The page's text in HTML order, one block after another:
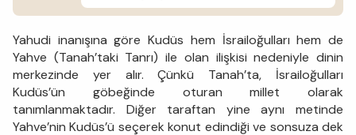
Yahudi inanışına göre Kudüs hem İsrailoğulları hem de
Yahve (Tanah’taki Tanrı) ile olan ilişkisi nedeniyle dinin
merkezinde yer alır. Çünkü Tanah’ta, İsrailoğulları
Kudüs’ün göbeğinde oturan millet olarak
tanımlanmaktadır. Diğer taraftan yine aynı metinde
Yahve’nin Kudüs’ü seçerek konut edindiği ve sonsuza dek